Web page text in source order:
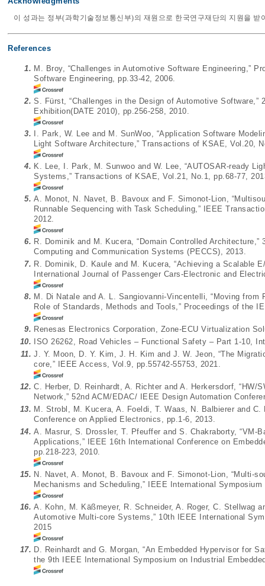
이 성과는 정부(과학기술정보통신부)의 재원으로 한국연구재단의 지원을 받
References
1. M. Broy, “Challenges in Automotive Software Engineering,”
Software Engineering, pp.33-42, 2006.
2. S. Fürst, “Challenges in the Design of Automotive
Exhibition(DATE 2010), pp.256-258, 2010.
3. I. Park, W. Lee and M. SunWoo, “Application Software
Light Software Architecture,” Transactions of KSAE, Vol.20,
4. K. Lee, I. Park, M. Sunwoo and W. Lee, “AUTOSAR-ready
Systems,” Transactions of KSAE, Vol.21, No.1, pp.68-77,
5. A. Monot, N. Navet, B. Bavoux and F. Simonot-Lion,
Runnable Sequencing with Task Scheduling,” IEEE
2012.
6. R. Dominik and M. Kucera, “Domain Controlled
Computing and Communication Systems (PECCS), 2013.
7. R. Dominik, D. Kaule and M. Kucera, “Achieving a Scalable
International Journal of Passenger Cars-Electronic and
8. M. Di Natale and A. L. Sangiovanni-Vincentelli, “Moving
Role of Standards, Methods and Tools,” Proceedings of the
9. Renesas Electronics Corporation, Zone-ECU Virtualization
10. ISO 26262, Road Vehicles – Functional Safety – Part 1-10,
11. J. Y. Moon, D. Y. Kim, J. H. Kim and J. W. Jeon, “The
core,” IEEE Access, Vol.9, pp.55742-55753, 2021.
12. C. Herber, D. Reinhardt, A. Richter and A. Herkersdorf,
Network,” 52nd ACM/EDAC/ IEEE Design Automation
13. M. Strobl, M. Kucera, A. Foeldi, T. Waas, N. Balbierer and
Conference on Applied Electronics, pp.1-6, 2013.
14. A. Masrur, S. Drossler, T. Pfeuffer and S. Chakraborty, “VM-
Applications,” IEEE 16th International Conference on
pp.218-223, 2010.
15. N. Navet, A. Monot, B. Bavoux and F. Simonot-Lion, “Multi-
Mechanisms and Scheduling,” IEEE International
16. A. Kohn, M. Käßmeyer, R. Schneider, A. Roger, C. Stellwag
Automotive Multi-core Systems,” 10th IEEE International
2015
17. D. Reinhardt and G. Morgan, “An Embedded Hypervisor for
the 9th IEEE International Symposium on Industrial